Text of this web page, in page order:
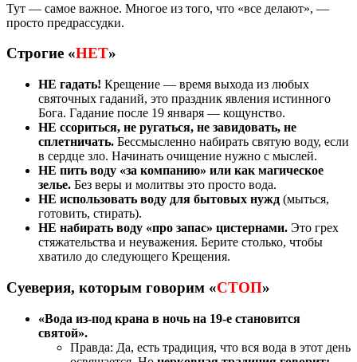
Тут — самое важное. Многое из того, что «все делают», —
просто предрассудки.
Строгие «НЕТ»
НЕ гадать! Крещение — время выхода из любых
святочных гаданий, это праздник явления истинного
Бога. Гадание после 19 января — кощунство.
НЕ ссориться, не ругаться, не завидовать, не
сплетничать. Бессмысленно набирать святую воду, если
в сердце зло. Начинать очищение нужно с мыслей.
НЕ пить воду «за компанию» или как магическое
зелье. Без веры и молитвы это просто вода.
НЕ использовать воду для бытовых нужд (мыться,
готовить, стирать).
НЕ набирать воду «про запас» цистернами. Это грех
стяжательства и неуважения. Берите столько, чтобы
хватило до следующего Крещения.
Суеверия, которым говорим «СТОП»
«Вода из-под крана в ночь на 19-е становится
святой».
Правда: Да, есть традиция, что вся вода в этот день